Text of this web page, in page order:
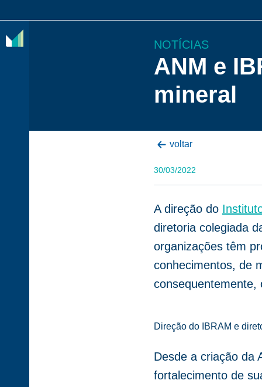
NOTÍCIAS
ANM e
mineral
voltar
30/03/2022
A direção do
diretoria colegiada
organizações têm
conhecimentos, de
consequentemente,
Direção do IBRAM e
Desde a criação da
fortalecimento de